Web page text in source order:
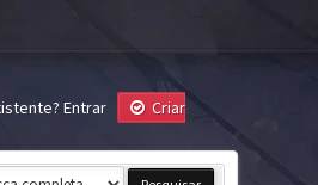
Entrar
Criar